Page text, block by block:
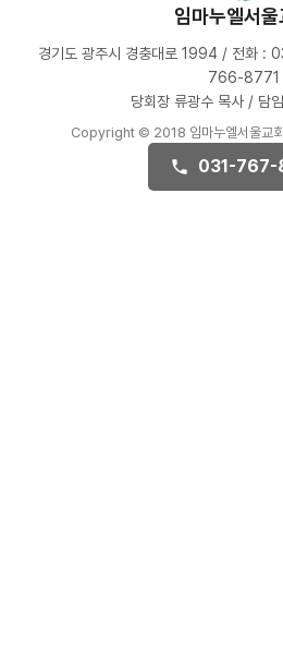
임마누엘서울
경기도 광주시 경충대로 1994 / 전화
766-8771
당회장 류광수 목사 / 담
Copyright © 2018 임마누엘서울교
031-767-